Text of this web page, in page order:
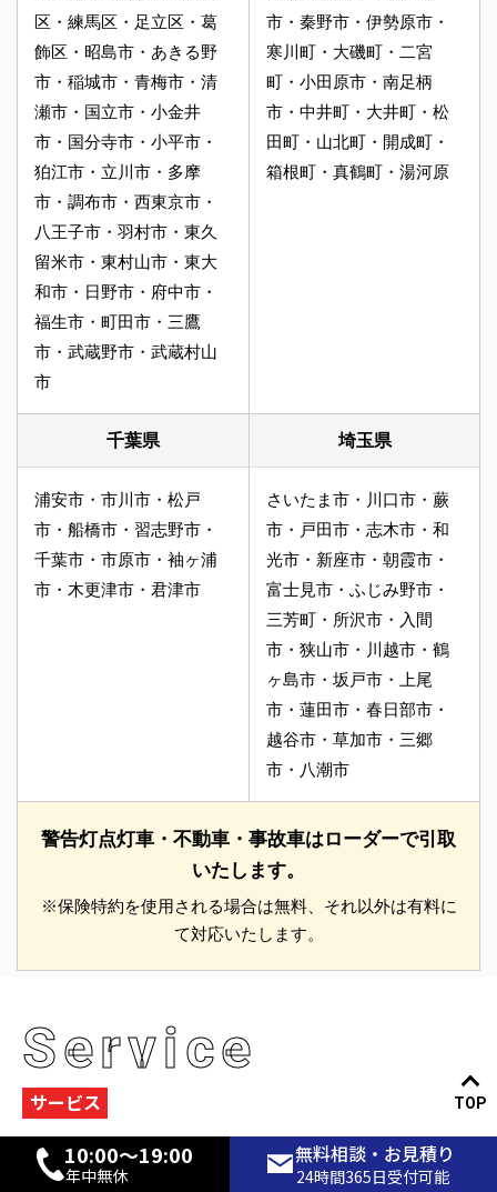
区・練馬区・足立区・葛
飾区・昭島市・あきる野
市・稲城市・青梅市・清
瀬市・国立市・小金井
市・国分寺市・小平市・
狛江市・立川市・多摩
市・調布市・西東京市・
八王子市・羽村市・東久
留米市・東村山市・東大
和市・日野市・府中市・
福生市・町田市・三鷹
市・武蔵野市・武蔵村山
市
市・秦野市・伊勢原市・
寒川町・大磯町・二宮
町・小田原市・南足柄
市・中井町・大井町・松
田町・山北町・開成町・
箱根町・真鶴町・湯河原
千葉県
浦安市・市川市・松戸
市・船橋市・習志野市・
千葉市・市原市・袖ヶ浦
市・木更津市・君津市
埼玉県
さいたま市・川口市・蕨
市・戸田市・志木市・和
光市・新座市・朝霞市・
富士見市・ふじみ野市・
三芳町・所沢市・入間
市・狭山市・川越市・鶴
ヶ島市・坂戸市・上尾
市・蓮田市・春日部市・
越谷市・草加市・三郷
市・八潮市
警告灯点灯車・不動車・事故車はローダーで引取
いたします。
※保険特約を使用される場合は無料、それ以外は有料に
て対応いたします。
Service
サービス
充実のカーライフをお過ごしいただくために、DePostが貴方の
愛車をトータルサポート！
10:00〜19:00
年中無休
無料相談・お見積り
24時間365日受付可能
TOP